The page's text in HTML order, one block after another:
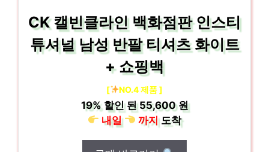
CK 캘빈클라인 백화점판 인스티
튜셔널 남성 반팔 티셔츠 화이트
+ 쇼핑백
[ NO.4 제품 ]
19%할인 된55,600 원
내일
까지도착